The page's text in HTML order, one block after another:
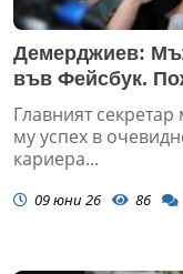
Демерджиев:
във Фейсбук.
Главният
му успех в
кариера...
09 юни 26 86